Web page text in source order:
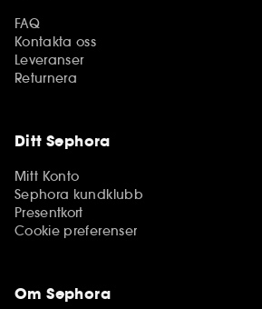
FAQ
Kontakta oss
Leveranser
Returnera
Ditt Sephora
Mitt Konto
Sephora kundklubb
Presentkort
Cookie preferenser
Om Sephora